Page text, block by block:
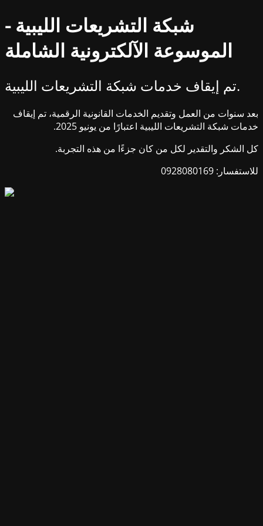
شبكة التشريعات الليبية -
الموسوعة الآلكترونية الشاملة
تم إيقاف خدمات شبكة التشريعات الليبية.
بعد سنوات من العمل وتقديم الخدمات القانونية الرقمية، تم إيقاف
خدمات شبكة التشريعات الليبية اعتبارًا من يونيو 2025.
كل الشكر والتقدير لكل من كان جزءًا من هذه التجربة.
للاستفسار: 0928080169